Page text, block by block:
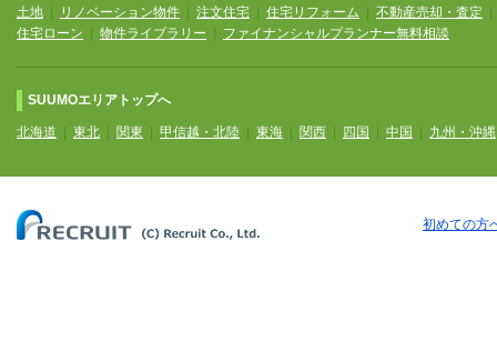
土地
リノベーション物件 注文住宅 住宅リフォーム 不動産売却・査定
住宅ローン
物件ライブラリー ファイナンシャルプランナー無料相談
SUUMOエリアトップへ
北海道 東北 関東 甲信越・北陸 東海 関西 四国 中国 九州・沖縄
初めての方